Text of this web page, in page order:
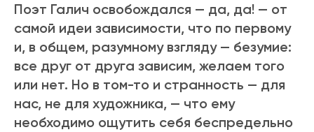
Поэт Галич освобождался — да, да! — от
самой идеи зависимости, что по первому
и, в общем, разумному взгляду — безумие:
все друг от друга зависим, желаем того
или нет. Но в том-то и странность — для
нас, не для художника, — что ему
необходимо ощутить себя беспредельно